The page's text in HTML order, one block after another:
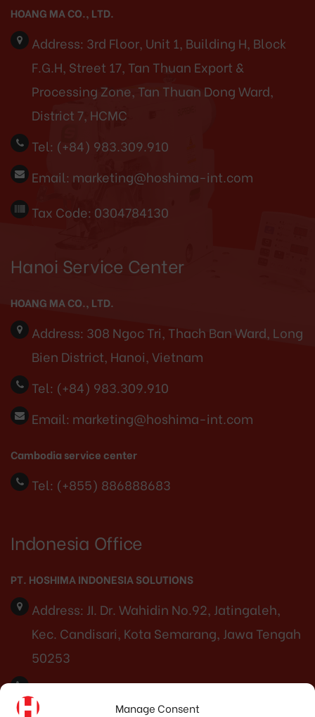
Manage Consent
HOANG MA CO., LTD.
Address: 3rd Floor, Unit 1, Building H, Block
F.G.H, Street 17, Tan Thuan Export &
Processing Zone, Tan Thuan Dong Ward,
District 7, HCMC
Tel: (+84) 983.309.910
Email: marketing@hoshima-int.com
Tax Code: 0304784130
Hanoi Service Center
HOANG MA CO., LTD.
Address: 308 Ngoc Tri, Thach Ban Ward, Long
Bien District, Hanoi, Vietnam
Tel: (+84) 983.309.910
Email: marketing@hoshima-int.com
Cambodia service center
Tel: (+855) 886888683
Indonesia Office
PT. HOSHIMA INDONESIA SOLUTIONS
Address: JI. Dr. Wahidin No.92, Jatingaleh,
Kec. Candisari, Kota Semarang, Jawa Tengah
50253
Phone:(+62) 819.3819.8989‬